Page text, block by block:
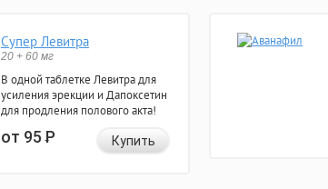
Супер Левитра
20 + 60 мг
В одной таблетке Левитра для
усиления эрекции и Дапоксетин
для продления полового акта!
от 95Р Купить